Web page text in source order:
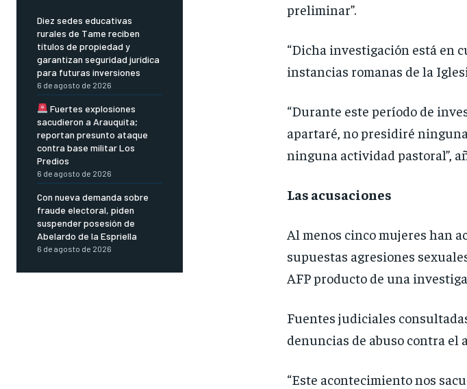
Diez sedes educativas
rurales de Tame reciben
títulos de propiedad y
garantizan seguridad jurídica
para futuras inversiones
6 de agosto de 2026
Fuertes explosiones
sacudieron a Arauquita;
reportan presunto ataque
contra base militar Los
Predios
6 de agosto de 2026
Con nueva demanda sobre
fraude electoral, piden
suspender posesión de
Abelardo de la Espriella
6 de agosto de 2026
preliminar”.
“Dicha investigación está en
instancias romanas de la
“Durante este período de
apartaré, no presidiré
ninguna actividad pastoral”,
Las acusaciones
Al menos cinco mujeres han
supuestas agresiones
AFP producto de una
Fuentes judiciales
denuncias de abuso contra el
“Este acontecimiento nos